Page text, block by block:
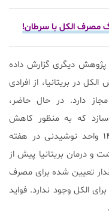
مصرف الکل با سرطان!
پژوهش دیگری گزارش داده
الکل در بریتانیا، از افرادی
دارد. در حال حاضر،
که به منظور کاهش
خطرات سلامت ناشی از الکل، بیش از ۱۴ واحد نوشیدنی در هفته
و درمان بریتانیا پیش از
تعیین شده برای مصرف
الکل وجود ندارد. فواید